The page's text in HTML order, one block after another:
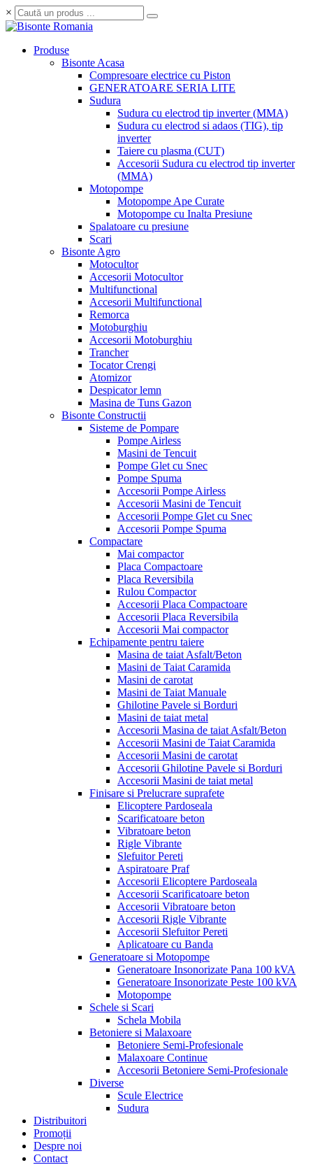
×
Produse
Bisonte Acasa
Compresoare electrice cu Piston
GENERATOARE SERIA LITE
Sudura
Sudura cu electrod tip inverter (MMA)
Sudura cu electrod si adaos (TIG), tip
inverter
Taiere cu plasma (CUT)
Accesorii Sudura cu electrod tip inverter
(MMA)
Motopompe
Motopompe Ape Curate
Motopompe cu Inalta Presiune
Spalatoare cu presiune
Scari
Bisonte Agro
Motocultor
Accesorii Motocultor
Multifunctional
Accesorii Multifunctional
Remorca
Motoburghiu
Accesorii Motoburghiu
Trancher
Tocator Crengi
Atomizor
Despicator lemn
Masina de Tuns Gazon
Bisonte Constructii
Sisteme de Pompare
Pompe Airless
Masini de Tencuit
Pompe Glet cu Snec
Pompe Spuma
Accesorii Pompe Airless
Accesorii Masini de Tencuit
Accesorii Pompe Glet cu Snec
Accesorii Pompe Spuma
Compactare
Mai compactor
Placa Compactoare
Placa Reversibila
Rulou Compactor
Accesorii Placa Compactoare
Accesorii Placa Reversibila
Accesorii Mai compactor
Echipamente pentru taiere
Masina de taiat Asfalt/Beton
Masini de Taiat Caramida
Masini de carotat
Masini de Taiat Manuale
Ghilotine Pavele si Borduri
Masini de taiat metal
Accesorii Masina de taiat Asfalt/Beton
Accesorii Masini de Taiat Caramida
Accesorii Masini de carotat
Accesorii Ghilotine Pavele si Borduri
Accesorii Masini de taiat metal
Finisare si Prelucrare suprafete
Elicoptere Pardoseala
Scarificatoare beton
Vibratoare beton
Rigle Vibrante
Slefuitor Pereti
Aspiratoare Praf
Accesorii Elicoptere Pardoseala
Accesorii Scarificatoare beton
Accesorii Vibratoare beton
Accesorii Rigle Vibrante
Accesorii Slefuitor Pereti
Aplicatoare cu Banda
Generatoare si Motopompe
Generatoare Insonorizate Pana 100 kVA
Generatoare Insonorizate Peste 100 kVA
Motopompe
Schele si Scari
Schela Mobila
Betoniere si Malaxoare
Betoniere Semi-Profesionale
Malaxoare Continue
Accesorii Betoniere Semi-Profesionale
Diverse
Scule Electrice
Sudura
Distribuitori
Promoții
Despre noi
Contact